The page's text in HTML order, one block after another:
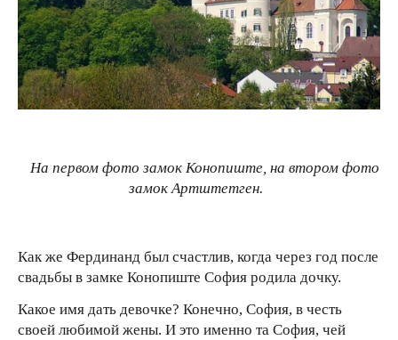
На первом фото замок Конопиште, на втором фото
замок Артштетген.
Как же Фердинанд был счастлив, когда через год после
свадьбы в замке Конопиште София родила дочку.
Какое имя дать девочке? Конечно, София, в честь
своей любимой жены. И это именно та София, чей